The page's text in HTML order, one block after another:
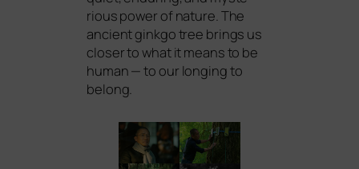
rious power of natu­re. The
anci­ent gink­go tree brings us
clo­ser to what it means to be
human — to our lon­ging to
belong.